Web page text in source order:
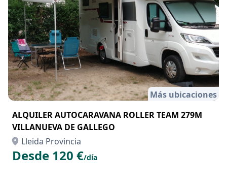
Más ubicaciones
ALQUILER AUTOCARAVANA ROLLER TEAM 279M
VILLANUEVA DE GALLEGO
Lleida Provincia
Desde 120 €/día